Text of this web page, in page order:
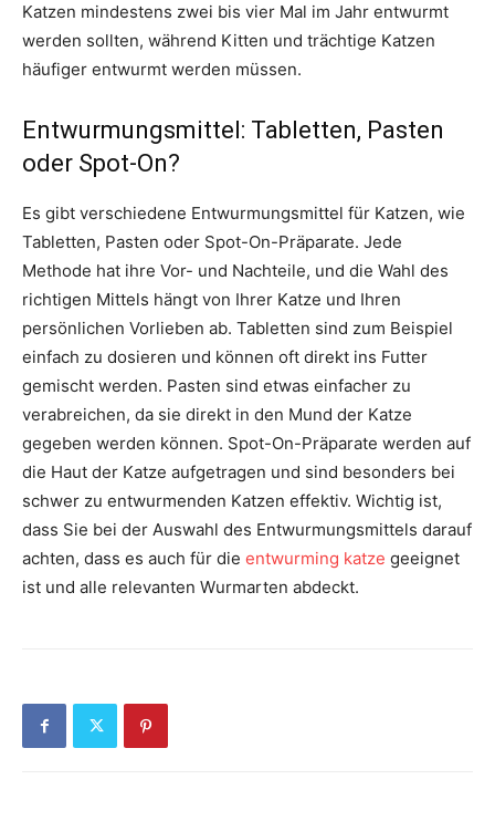
Katzen mindestens zwei bis vier Mal im Jahr entwurmt
werden sollten, während Kitten und trächtige Katzen
häufiger entwurmt werden müssen.
Entwurmungsmittel: Tabletten, Pasten
oder Spot-On?
Es gibt verschiedene Entwurmungsmittel für Katzen, wie
Tabletten, Pasten oder Spot-On-Präparate. Jede
Methode hat ihre Vor- und Nachteile, und die Wahl des
richtigen Mittels hängt von Ihrer Katze und Ihren
persönlichen Vorlieben ab. Tabletten sind zum Beispiel
einfach zu dosieren und können oft direkt ins Futter
gemischt werden. Pasten sind etwas einfacher zu
verabreichen, da sie direkt in den Mund der Katze
gegeben werden können. Spot-On-Präparate werden auf
die Haut der Katze aufgetragen und sind besonders bei
schwer zu entwurmenden Katzen effektiv. Wichtig ist,
dass Sie bei der Auswahl des Entwurmungsmittels darauf
achten, dass es auch für die entwurming katze geeignet
ist und alle relevanten Wurmarten abdeckt.